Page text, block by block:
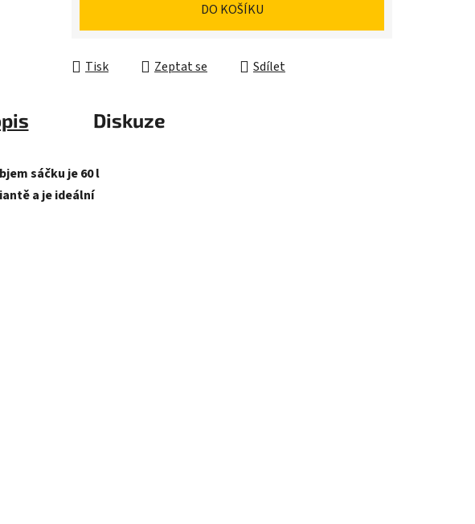
DO KOŠÍKU
Tisk Zeptat se Sdílet
Diskuze
sáčku je 60l
a je ideální